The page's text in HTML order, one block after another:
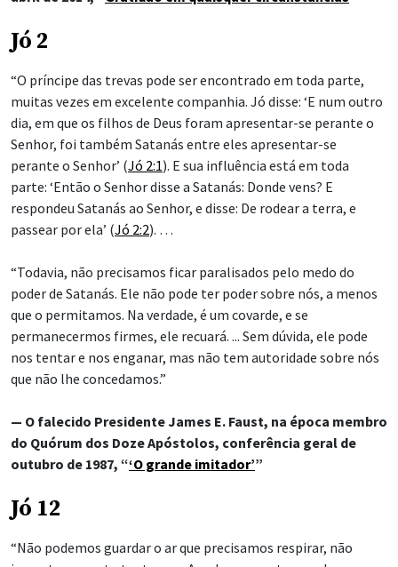
Jó 2
“O príncipe das trevas pode ser encontrado em toda parte,
muitas vezes em excelente companhia. Jó disse: ‘E num outro
dia, em que os filhos de Deus foram apresentar-se perante o
Senhor, foi também Satanás entre eles apresentar-se
perante o Senhor’ (Jó 2:1). E sua influência está em toda
parte: ‘Então o Senhor disse a Satanás: Donde vens? E
respondeu Satanás ao Senhor, e disse: De rodear a terra, e
passear por ela’ (Jó 2:2). …
“Todavia, não precisamos ficar paralisados pelo medo do
poder de Satanás. Ele não pode ter poder sobre nós, a menos
que o permitamos. Na verdade, é um covarde, e se
permanecermos firmes, ele recuará. ... Sem dúvida, ele pode
nos tentar e nos enganar, mas não tem autoridade sobre nós
que não lhe concedamos.”
— O falecido Presidente James E. Faust, na época membro
do Quórum dos Doze Apóstolos, conferência geral de
outubro de 1987, “‘O grande imitador’”
Jó 12
“Não podemos guardar o ar que precisamos respirar, não